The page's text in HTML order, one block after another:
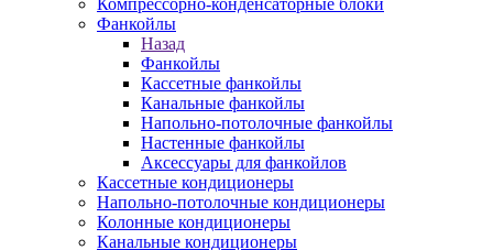
Компрессорно-конденсаторные блоки
Фанкойлы
Назад
Фанкойлы
Кассетные фанкойлы
Канальные фанкойлы
Напольно-потолочные фанкойлы
Настенные фанкойлы
Аксессуары для фанкойлов
Кассетные кондиционеры
Напольно-потолочные кондиционеры
Колонные кондиционеры
Канальные кондиционеры